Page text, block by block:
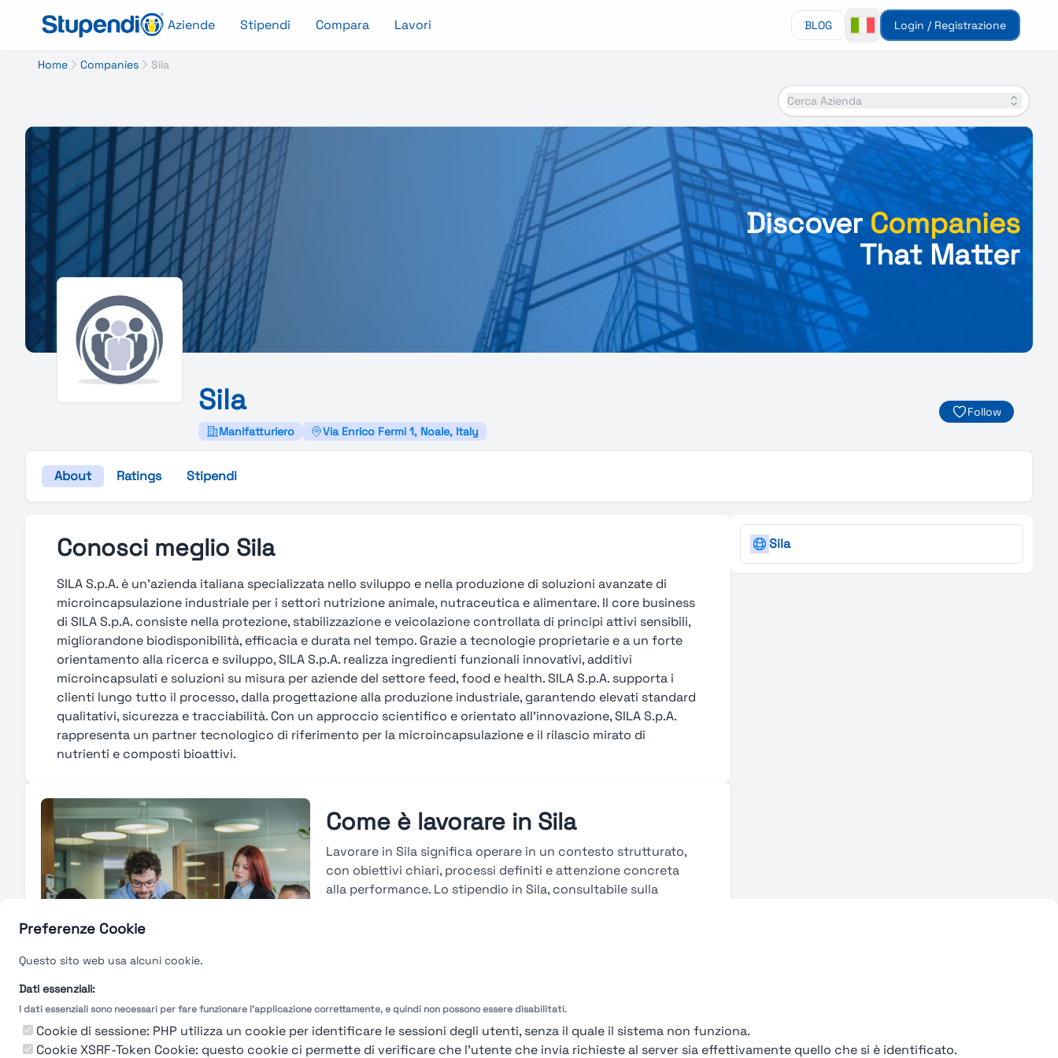
Preferenze Cookie
Questo sito web usa alcuni cookie.
Dati essenziali:
I dati essenziali sono necessari per fare funzionare l'applicazione correttamente, e quindi non possono essere disabilitati.
Cookie di sessione: PHP utilizza un cookie per identificare le sessioni degli utenti, senza il quale il sistema non funziona.
Cookie XSRF-Token Cookie: questo cookie ci permette di verificare che l'utente che invia richieste al server sia effettivamente quello che si è identificato.
Aziende Stipendi Compara Lavori BLOG Login / Registrazione
Home Companies Sila
Cerca Azienda
DiscoverCompanies
That Matter
Sila
Manifatturiero Via Enrico Fermi 1, Noale, Italy
Follow
About Ratings Stipendi
Conosci meglio Sila
SILA S.p.A. è un’azienda italiana specializzata nello sviluppo e nella produzione di soluzioni avanzate di
microincapsulazione industriale per i settori nutrizione animale, nutraceutica e alimentare. Il core business
di SILA S.p.A. consiste nella protezione, stabilizzazione e veicolazione controllata di principi attivi sensibili,
migliorandone biodisponibilità, efficacia e durata nel tempo. Grazie a tecnologie proprietarie e a un forte
orientamento alla ricerca e sviluppo, SILA S.p.A. realizza ingredienti funzionali innovativi, additivi
microincapsulati e soluzioni su misura per aziende del settore feed, food e health. SILA S.p.A. supporta i
clienti lungo tutto il processo, dalla progettazione alla produzione industriale, garantendo elevati standard
qualitativi, sicurezza e tracciabilità. Con un approccio scientifico e orientato all’innovazione, SILA S.p.A.
rappresenta un partner tecnologico di riferimento per la microincapsulazione e il rilascio mirato di
nutrienti e composti bioattivi.
Come è lavorare in Sila
Lavorare in Sila significa operare in un contesto strutturato,
con obiettivi chiari, processi definiti e attenzione concreta
alla performance. Lo stipendio in Sila, consultabile sulla
Guarda le valutazioni →
Sila